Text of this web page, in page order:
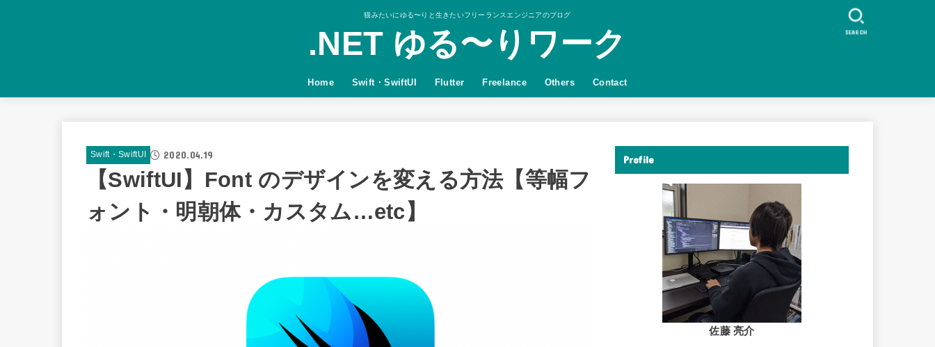
猫みたいにゆる〜りと生きたいフリーランスエンジニアのブログ
.NET ゆる〜りワーク
Home Swift・SwiftUI Flutter Freelance Others Contact
SEARCH
Swift・SwiftUI 2020.04.19
【SwiftUI】Font のデザインを変える方法【等幅フ
ォント・明朝体・カスタム…etc】
Profile
佐藤 亮介